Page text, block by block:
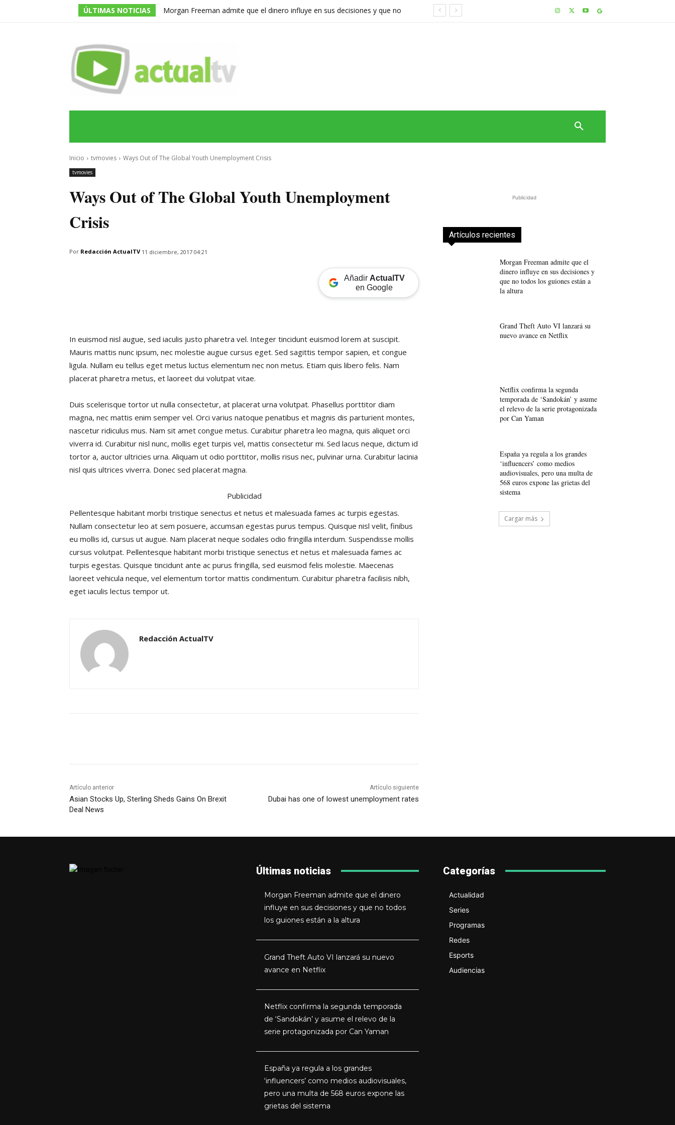
ÚLTIMAS NOTICIAS
Morgan Freeman admite que el dinero influye en sus decisiones y que no
Inicio tvmovies Ways Out of The Global Youth Unemployment Crisis
tvmovies
Ways Out of The Global Youth Unemployment
Crisis
Por Redacción ActualTV 11 diciembre, 2017 04:21
Añadir ActualTV
en Google
In euismod nisl augue, sed iaculis justo pharetra vel. Integer tincidunt euismod lorem at suscipit.
Mauris mattis nunc ipsum, nec molestie augue cursus eget. Sed sagittis tempor sapien, et congue
ligula. Nullam eu tellus eget metus luctus elementum nec non metus. Etiam quis libero felis. Nam
placerat pharetra metus, et laoreet dui volutpat vitae.
Duis scelerisque tortor ut nulla consectetur, at placerat urna volutpat. Phasellus porttitor diam
magna, nec mattis enim semper vel. Orci varius natoque penatibus et magnis dis parturient montes,
nascetur ridiculus mus. Nam sit amet congue metus. Curabitur pharetra leo magna, quis aliquet orci
viverra id. Curabitur nisl nunc, mollis eget turpis vel, mattis consectetur mi. Sed lacus neque, dictum id
tortor a, auctor ultricies urna. Aliquam ut odio porttitor, mollis risus nec, pulvinar urna. Curabitur lacinia
nisl quis ultrices viverra. Donec sed placerat magna.
Publicidad
Pellentesque habitant morbi tristique senectus et netus et malesuada fames ac turpis egestas.
Nullam consectetur leo at sem posuere, accumsan egestas purus tempus. Quisque nisl velit, finibus
eu mollis id, cursus ut augue. Nam placerat neque sodales odio fringilla interdum. Suspendisse mollis
cursus volutpat. Pellentesque habitant morbi tristique senectus et netus et malesuada fames ac
turpis egestas. Quisque tincidunt ante ac purus fringilla, sed euismod felis molestie. Maecenas
laoreet vehicula neque, vel elementum tortor mattis condimentum. Curabitur pharetra facilisis nibh,
eget iaculis lectus tempor ut.
Redacción ActualTV
Artículo anterior
Asian Stocks Up, Sterling Sheds Gains On Brexit
Deal News
Artículo siguiente
Dubai has one of lowest unemployment rates
Publicidad
Artículos recientes
Morgan Freeman admite que el
dinero influye en sus decisiones y
que no todos los guiones están a
la altura
Grand Theft Auto VI lanzará su
nuevo avance en Netflix
Netflix confirma la segunda
temporada de ‘Sandokán’ y asume
el relevo de la serie protagonizada
por Can Yaman
España ya regula a los grandes
‘influencers’ como medios
audiovisuales, pero una multa de
568 euros expone las grietas del
sistema
Cargar más
Últimas noticias
Morgan Freeman admite que el dinero
influye en sus decisiones y que no todos
los guiones están a la altura
Grand Theft Auto VI lanzará su nuevo
avance en Netflix
Netflix confirma la segunda temporada
de ‘Sandokán’ y asume el relevo de la
serie protagonizada por Can Yaman
España ya regula a los grandes
‘influencers’ como medios audiovisuales,
pero una multa de 568 euros expone las
grietas del sistema
Categorías
Actualidad
Series
Programas
Redes
Esports
Audiencias